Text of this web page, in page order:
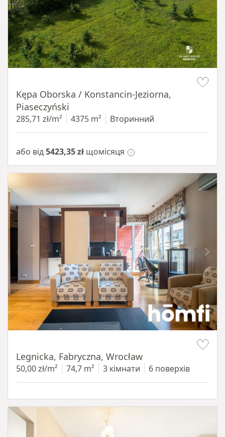
Kępa Oborska / Konstancin-Jeziorna,
Piaseczyński
285,71 zł/m² 4375 m² Вторинний
або від5423,35 zł щомісяця
Legnicka, Fabryczna, Wrocław
50,00 zł/m² 74,7 m² 3 кімнати 6 поверхів